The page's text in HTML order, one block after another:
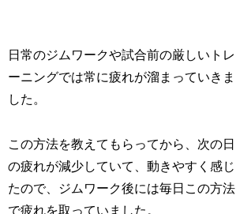
日常のジムワークや試合前の厳しいトレ
ーニングでは常に疲れが溜まっていきま
した。
この方法を教えてもらってから、次の日
の疲れが減少していて、動きやすく感じ
たので、ジムワーク後には毎日この方法
で疲れを取っていました。